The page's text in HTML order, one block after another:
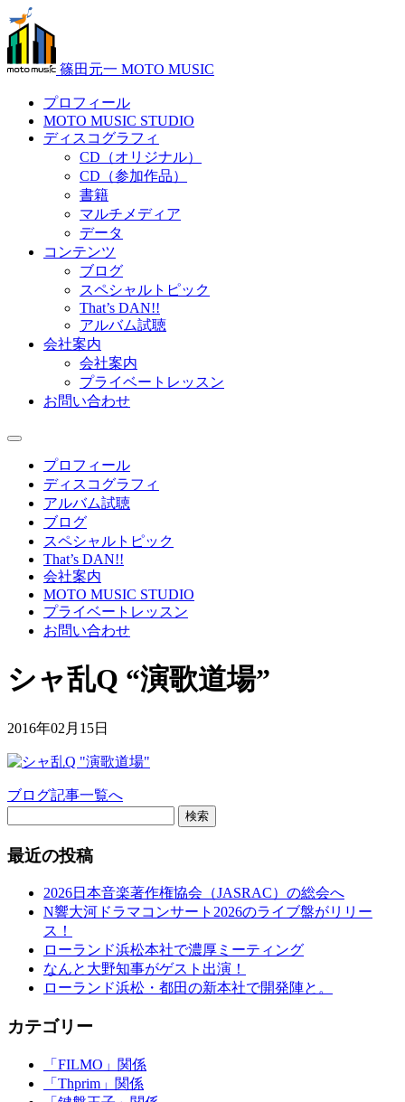
篠田元一 MOTO MUSIC
プロフィール
MOTO MUSIC STUDIO
ディスコグラフィ
CD（オリジナル）
CD（参加作品）
書籍
マルチメディア
データ
コンテンツ
ブログ
スペシャルトピック
That’s DAN!!
アルバム試聴
会社案内
会社案内
プライベートレッスン
お問い合わせ
プロフィール
ディスコグラフィ
アルバム試聴
ブログ
スペシャルトピック
That’s DAN!!
会社案内
MOTO MUSIC STUDIO
プライベートレッスン
お問い合わせ
シャ乱Q “演歌道場”
2016年02月15日
ブログ記事一覧へ
検索
最近の投稿
2026日本音楽著作権協会（JASRAC）の総会へ
N響大河ドラマコンサート2026のライブ盤がリリー
ス！
ローランド浜松本社で濃厚ミーティング
なんと大野知事がゲスト出演！
ローランド浜松・都田の新本社で開発陣と。
カテゴリー
「FILMO」関係
「Thprim」関係